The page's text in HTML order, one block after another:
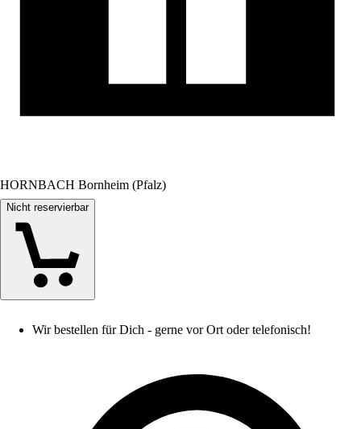
HORNBACH Bornheim (Pfalz)
Nicht reservierbar
Wir bestellen für Dich - gerne vor Ort oder telefonisch!